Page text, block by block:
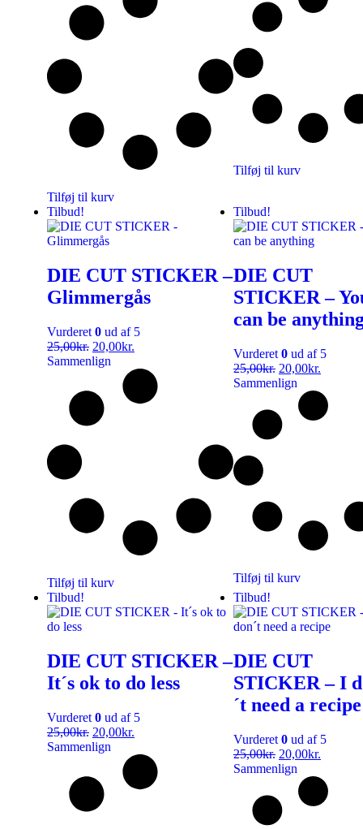
Tilføj til kurv
Tilføj til kurv
Tilbud!
DIE CUT STICKER –
Glimmergås
Vurderet 0 ud af 5
25,00kr. 20,00kr.
Sammenlign
Tilføj til kurv
Tilbud!
DIE CUT
STICKER –
can be
Vurderet 0 ud af 5
25,00kr. 20,00kr.
Sammenlign
Tilføj til kurv
Tilbud!
DIE CUT STICKER –
It´s ok to do less
Vurderet 0 ud af 5
25,00kr. 20,00kr.
Sammenlign
Tilbud!
DIE CUT
STICKER – I
´t need a recipe
Vurderet 0 ud af 5
25,00kr. 20,00kr.
Sammenlign